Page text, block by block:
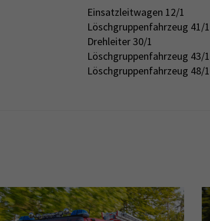
Einsatzleitwagen 12/1
Löschgruppenfahrzeug 41/1
Drehleiter 30/1
Löschgruppenfahrzeug 43/1
Löschgruppenfahrzeug 48/1